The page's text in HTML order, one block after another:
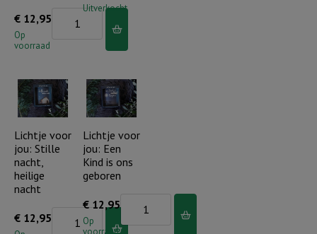
€ 12,95
Op
voorraad
than
the
waves
of
Uitverkocht
Lichtje voor
jou: Stille
nacht,
heilige
nacht
€ 12,95 Lichtje
Lichtje voor
jou: Een
Kind is ons
geboren
€ 12,95
Op
Lichtje
voor